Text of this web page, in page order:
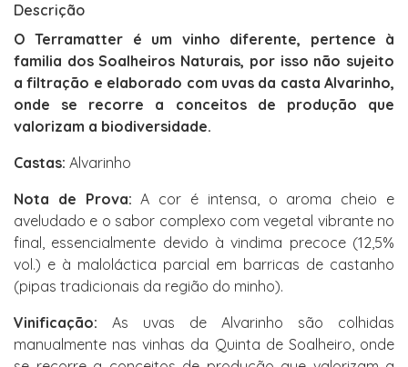
Descrição
O Terramatter é um vinho diferente, pertence à
familia dos Soalheiros Naturais, por isso não sujeito
a filtração e elaborado com uvas da casta Alvarinho,
onde se recorre a conceitos de produção que
valorizam a biodiversidade.
Castas: Alvarinho
Nota de Prova: A cor é intensa, o aroma cheio e
aveludado e o sabor complexo com vegetal vibrante no
final, essencialmente devido à vindima precoce (12,5%
vol.) e à maloláctica parcial em barricas de castanho
(pipas tradicionais da região do minho).
Vinificação: As uvas de Alvarinho são colhidas
manualmente nas vinhas da Quinta de Soalheiro, onde